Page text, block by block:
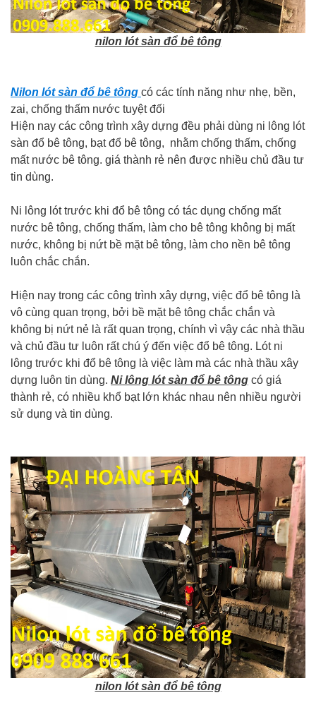
nilon lót sàn đổ bê tông
Nilon lót sàn đổ bê tông có các tính năng như nhẹ, bền,
zai, chống thấm nước tuyệt đối
Hiện nay các công trình xây dựng đều phải dùng ni lông lót
sàn đổ bê tông, bạt đổ bê tông, nhằm chống thấm, chống
mất nước bê tông. giá thành rẻ nên được nhiều chủ đầu tư
tin dùng.
Ni lông lót trước khi đổ bê tông có tác dụng chống mất
nước bê tông, chống thấm, làm cho bê tông không bị mất
nước, không bị nứt bề mặt bê tông, làm cho nền bê tông
luôn chắc chắn.
Hiện nay trong các công trình xây dựng, việc đổ bê tông là
vô cùng quan trọng, bởi bề mặt bê tông chắc chắn và
không bị nứt nẻ là rất quan trọng, chính vì vậy các nhà thầu
và chủ đầu tư luôn rất chú ý đến việc đổ bê tông. Lót ni
lông trước khi đổ bê tông là việc làm mà các nhà thầu xây
dựng luôn tin dùng. Ni lông lót sàn đổ bê tông có giá
thành rẻ, có nhiều khổ bạt lớn khác nhau nên nhiều người
sử dụng và tin dùng.
nilon lót sàn đổ bê tông